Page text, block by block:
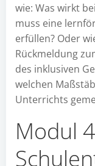
wie: Was wirkt
muss eine
erfüllen? Oder
Rückmeldung
des inklusiven
welchen
Unterrichts
Modul